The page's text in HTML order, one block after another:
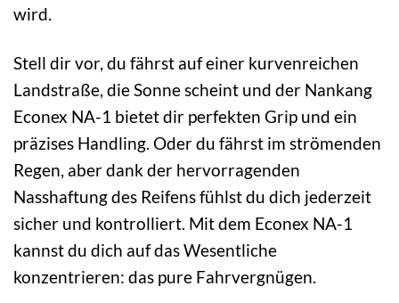
wird.
Stell dir vor, du fährst auf einer kurvenreichen
Landstraße, die Sonne scheint und der Nankang
Econex NA-1 bietet dir perfekten Grip und ein
präzises Handling. Oder du fährst im strömenden
Regen, aber dank der hervorragenden
Nasshaftung des Reifens fühlst du dich jederzeit
sicher und kontrolliert. Mit dem Econex NA-1
kannst du dich auf das Wesentliche
konzentrieren: das pure Fahrvergnügen.